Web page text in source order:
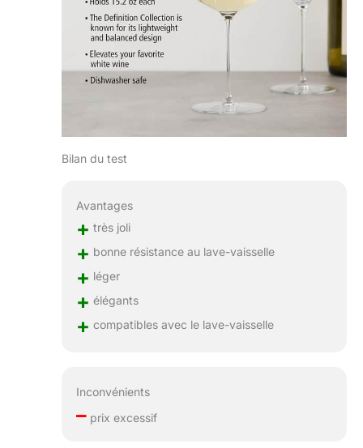
Bilan du test
Avantages
+ très joli
+ bonne résistance au lave-vaisselle
+ léger
+ élégants
+ compatibles avec le lave-vaisselle
Inconvénients
–prix excessif